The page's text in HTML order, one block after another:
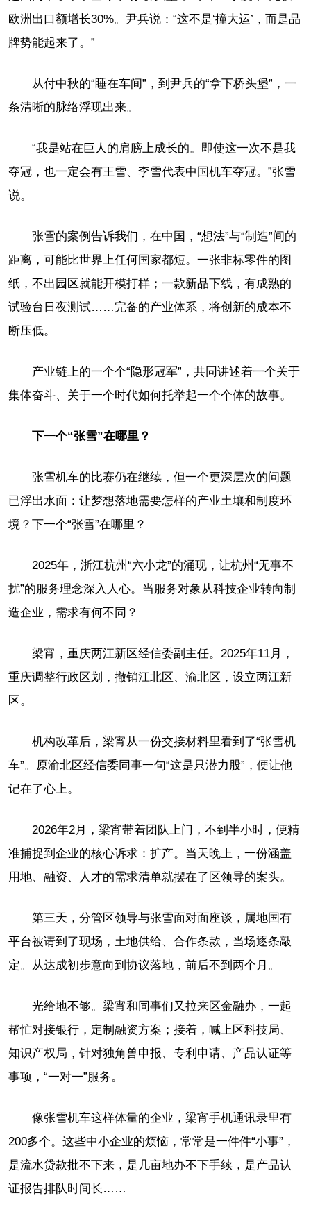
欧洲出口额增长30%。尹兵说：“这不是‘撞大运’，而是品
牌势能起来了。”
从付中秋的“睡在车间”，到尹兵的“拿下桥头堡”，一
条清晰的脉络浮现出来。
“我是站在巨人的肩膀上成长的。即使这一次不是我
夺冠，也一定会有王雪、李雪代表中国机车夺冠。”张雪
说。
张雪的案例告诉我们，在中国，“想法”与“制造”间的
距离，可能比世界上任何国家都短。一张非标零件的图
纸，不出园区就能开模打样；一款新品下线，有成熟的
试验台日夜测试……完备的产业体系，将创新的成本不
断压低。
产业链上的一个个“隐形冠军”，共同讲述着一个关于
集体奋斗、关于一个时代如何托举起一个个体的故事。
下一个“张雪”在哪里？
张雪机车的比赛仍在继续，但一个更深层次的问题
已浮出水面：让梦想落地需要怎样的产业土壤和制度环
境？下一个“张雪”在哪里？
2025年，浙江杭州“六小龙”的涌现，让杭州“无事不
扰”的服务理念深入人心。当服务对象从科技企业转向制
造企业，需求有何不同？
梁宵，重庆两江新区经信委副主任。2025年11月，
重庆调整行政区划，撤销江北区、渝北区，设立两江新
区。
机构改革后，梁宵从一份交接材料里看到了“张雪机
车”。原渝北区经信委同事一句“这是只潜力股”，便让他
记在了心上。
2026年2月，梁宵带着团队上门，不到半小时，便精
准捕捉到企业的核心诉求：扩产。当天晚上，一份涵盖
用地、融资、人才的需求清单就摆在了区领导的案头。
第三天，分管区领导与张雪面对面座谈，属地国有
平台被请到了现场，土地供给、合作条款，当场逐条敲
定。从达成初步意向到协议落地，前后不到两个月。
光给地不够。梁宵和同事们又拉来区金融办，一起
帮忙对接银行，定制融资方案；接着，喊上区科技局、
知识产权局，针对独角兽申报、专利申请、产品认证等
事项，“一对一”服务。
像张雪机车这样体量的企业，梁宵手机通讯录里有
200多个。这些中小企业的烦恼，常常是一件件“小事”，
是流水贷款批不下来，是几亩地办不下手续，是产品认
证报告排队时间长……